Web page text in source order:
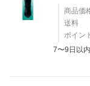
商品価
送料
ポイン
7〜9日以